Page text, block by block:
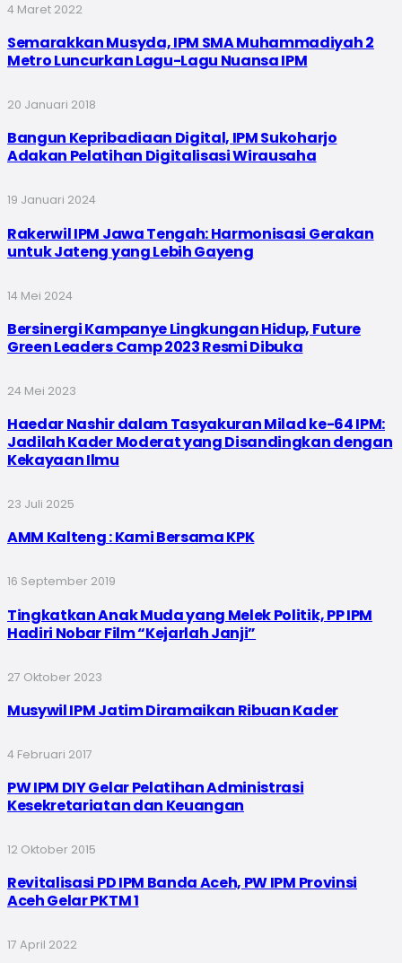
4 Maret 2022
Semarakkan Musyda, IPM SMA Muhammadiyah 2
Metro Luncurkan Lagu-Lagu Nuansa IPM
20 Januari 2018
Bangun Kepribadiaan Digital, IPM Sukoharjo
Adakan Pelatihan Digitalisasi Wirausaha
19 Januari 2024
Rakerwil IPM Jawa Tengah: Harmonisasi Gerakan
untuk Jateng yang Lebih Gayeng
14 Mei 2024
Bersinergi Kampanye Lingkungan Hidup, Future
Green Leaders Camp 2023 Resmi Dibuka
24 Mei 2023
Haedar Nashir dalam Tasyakuran Milad ke-64 IPM:
Jadilah Kader Moderat yang Disandingkan dengan
Kekayaan Ilmu
23 Juli 2025
AMM Kalteng : Kami Bersama KPK
16 September 2019
Tingkatkan Anak Muda yang Melek Politik, PP IPM
Hadiri Nobar Film “Kejarlah Janji”
27 Oktober 2023
Musywil IPM Jatim Diramaikan Ribuan Kader
4 Februari 2017
PW IPM DIY Gelar Pelatihan Administrasi
Kesekretariatan dan Keuangan
12 Oktober 2015
Revitalisasi PD IPM Banda Aceh, PW IPM Provinsi
Aceh Gelar PKTM 1
17 April 2022